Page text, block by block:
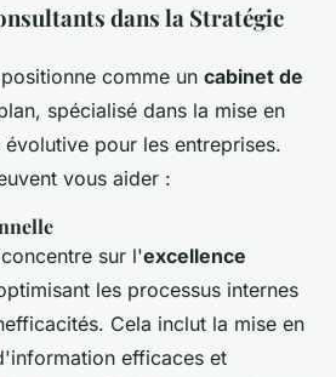
dans la Stratégie
comme un cabinet de
spécialisé dans la mise en
pour les entreprises.
vous aider :
sur l'excellence
les processus internes
Cela inclut la mise en
efficaces et